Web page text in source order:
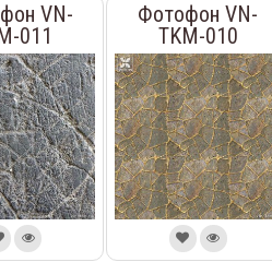
VN-
011
Фотофон VN-
TKM-010